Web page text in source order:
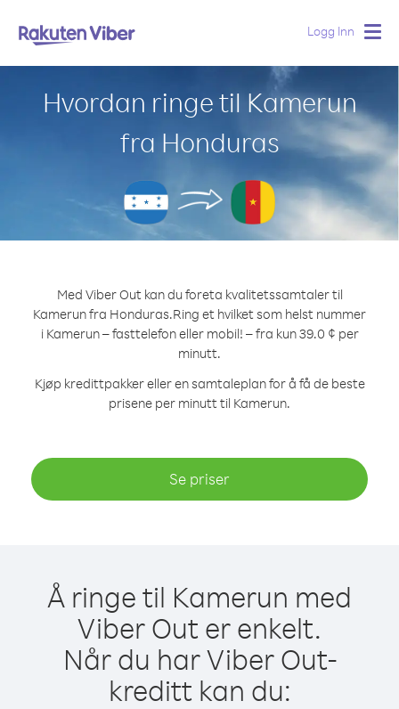
Logg Inn
Hvordan ringe til Kamerun
fra Honduras
Med Viber Out kan du foreta kvalitetssamtaler til
Kamerun fra Honduras.Ring et hvilket som helst nummer
i Kamerun – fasttelefon eller mobil! – fra kun 39.0 ¢ per
minutt.
Kjøp kredittpakker eller en samtaleplan for å få de beste
prisene per minutt til Kamerun.
Se priser
Å ringe til Kamerun med
Viber Out er enkelt.
Når du har Viber Out-
kreditt kan du: